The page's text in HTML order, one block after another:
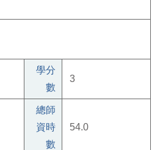
學分
數
3
總師
資時
數
54.0